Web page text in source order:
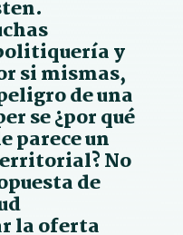
y
si mismas,
de una
se ¿por qué
parece un
No
de
la oferta